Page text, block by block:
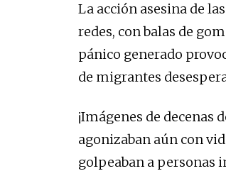
La acción asesina de
redes, con balas de
pánico generado
de migrantes
¡Imágenes de decenas
agonizaban aún con
golpeaban a personas